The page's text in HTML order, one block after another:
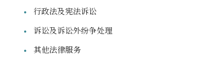
行政法及宪法诉讼
诉讼及诉讼外纷争处理
其他法律服务